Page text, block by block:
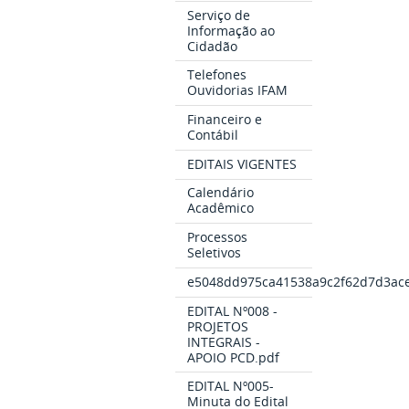
Serviço de
Informação ao
Cidadão
Telefones
Ouvidorias IFAM
Financeiro e
Contábil
EDITAIS VIGENTES
Calendário
Acadêmico
Processos
Seletivos
EDITAL Nº008 -
PROJETOS
INTEGRAIS -
APOIO PCD.pdf
EDITAL Nº005-
Minuta do Edital